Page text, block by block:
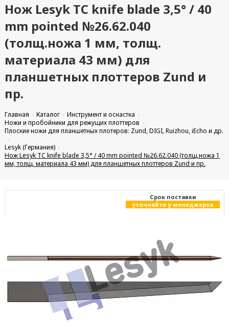
Нож Lesyk TC knife blade 3,5° / 40
mm pointed №26.62.040
(толщ.ножа 1 мм, толщ.
материала 43 мм) для
планшетных плоттеров Zund и
пр.
Главная Каталог
Инструмент и оснастка
Ножи и пробойники для режущих плоттеров
Плоские ножи для планшетных плотеров: Zund, DIGI, Ruizhou, iEcho и др.
Lesyk (Германия)
Нож Lesyk TC knife blade 3,5° / 40 mm pointed №26.62.040 (толщ.ножа 1
мм, толщ. материала 43 мм) для планшетных плоттеров Zund и пр.
Cрок поставки
уточняйте у менеджеров